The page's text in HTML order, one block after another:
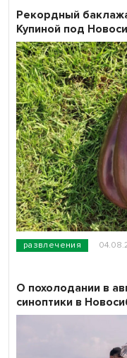
развлечения
Рекордный
Купиной под
О похолодании в
синоптики в